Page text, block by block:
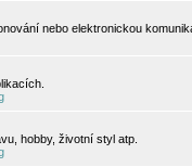
nebo elektronickou
hobby, životní styl atp.